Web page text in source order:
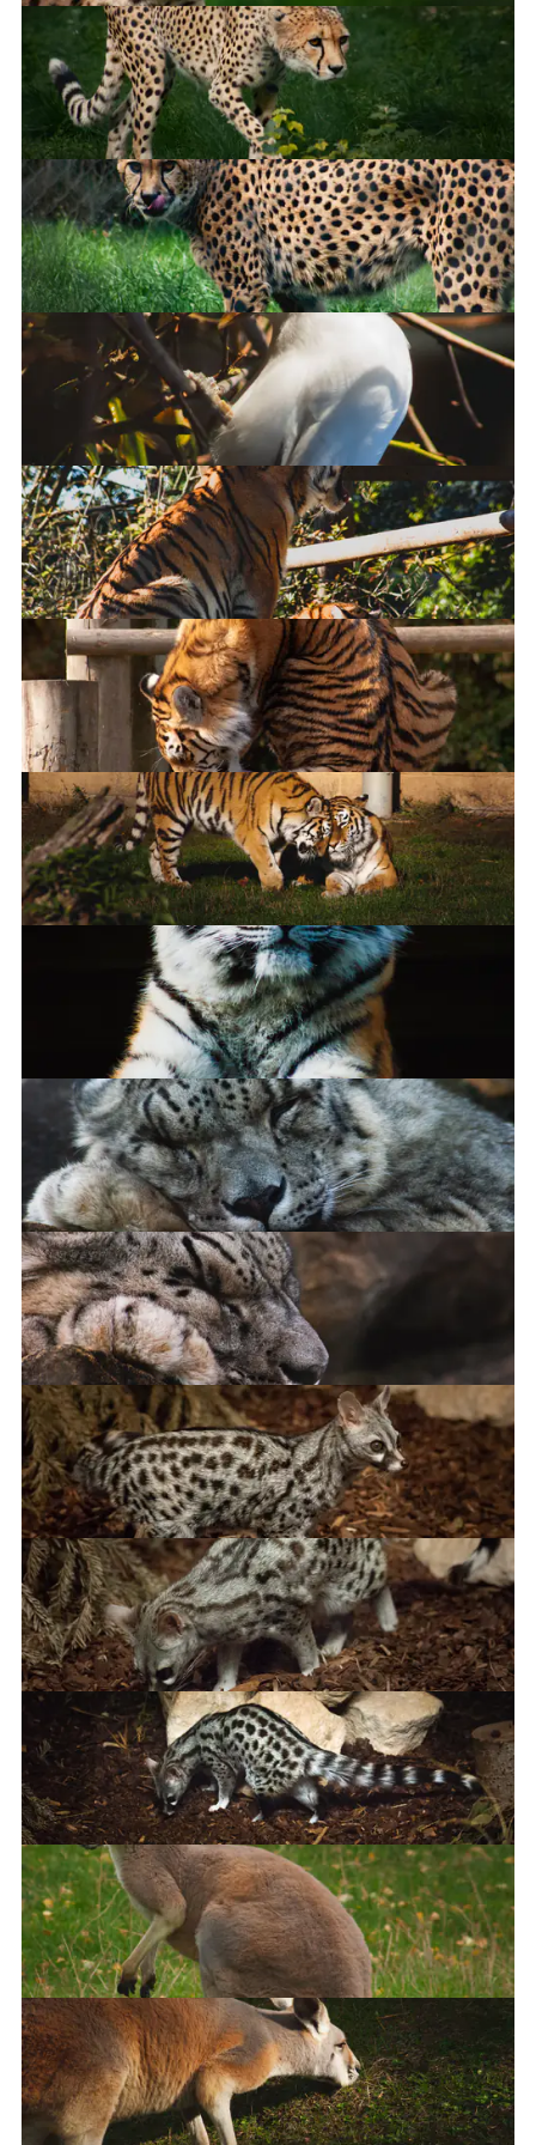
Cheetah
Rothschild's Mynach
Amur tiger
I might be a tiger, but I'm still a cat
Amur Tiger
Snow leopard
Snow leopard
Common genet
Common genet
Common genet
Kangaroo